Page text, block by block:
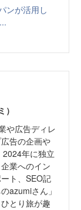
ンが活用し
や広告ディレ
告の企画や
2024年に独立
業へのイン
ト、SEO記
azumiさん」
とり旅が趣